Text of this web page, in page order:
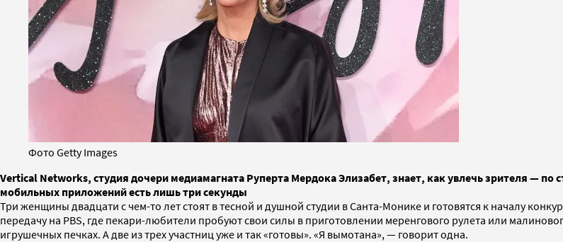
Фото Getty Images
Vertical Networks, студия дочери медиамагната Руперта Мердока Элизабет, знает, как увлечь зрителя — по
мобильных приложений есть лишь три секунды
Три женщины двадцати с чем-то лет стоят в тесной и душной студии в Санта-Монике и готовятся к началу
передачу на PBS, где пекари-любители пробуют свои силы в приготовлении меренгового рулета или
игрушечных печках. А две из трех участниц уже и так «готовы». «Я вымотана», — говорит одна.